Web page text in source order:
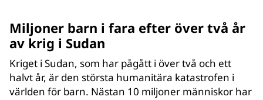
Miljoner barn i fara efter över två år
av krig i Sudan
Kriget i Sudan, som har pågått i över två och ett
halvt år, är den största humanitära katastrofen i
världen för barn. Nästan 10 miljoner människor har